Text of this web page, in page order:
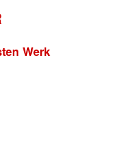
Werk